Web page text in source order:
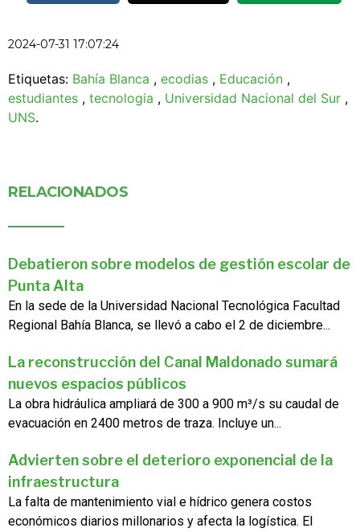
2024-07-31 17:07:24
Etiquetas: Bahía Blanca , ecodias , Educación ,
estudiantes , tecnologia , Universidad Nacional del Sur ,
UNS.
RELACIONADOS
Debatieron sobre modelos de gestión escolar de
Punta Alta
En la sede de la Universidad Nacional Tecnológica Facultad
Regional Bahía Blanca, se llevó a cabo el 2 de diciembre...
La reconstrucción del Canal Maldonado sumará
nuevos espacios públicos
La obra hidráulica ampliará de 300 a 900 m³/s su caudal de
evacuación en 2400 metros de traza. Incluye un...
Advierten sobre el deterioro exponencial de la
infraestructura
La falta de mantenimiento vial e hídrico genera costos
económicos diarios millonarios y afecta la logística. El